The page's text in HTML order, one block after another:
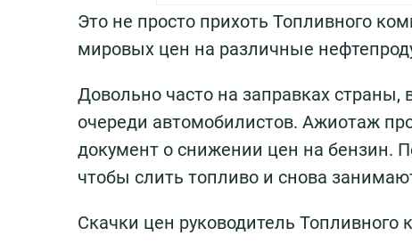
Это не просто прихоть Топливного
мировых цен на различные
Довольно часто на заправках
очереди автомобилистов. Ажиотаж
документ о снижении цен на бензин.
чтобы слить топливо и снова
Скачки цен руководитель